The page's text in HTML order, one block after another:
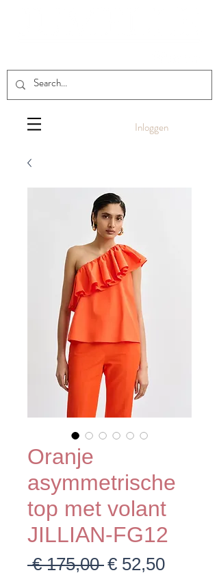
Inloggen
Oranje
asymmetrische
top met volant
JILLIAN-FG12
€ 175,00 Normale
€ 52,50